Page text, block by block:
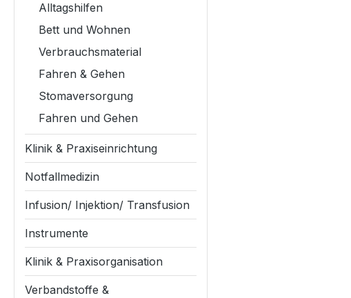
Alltagshilfen
Bett und Wohnen
Verbrauchsmaterial
Fahren & Gehen
Stomaversorgung
Fahren und Gehen
Klinik & Praxiseinrichtung
Notfallmedizin
Infusion/ Injektion/ Transfusion
Instrumente
Klinik & Praxisorganisation
Verbandstoffe &